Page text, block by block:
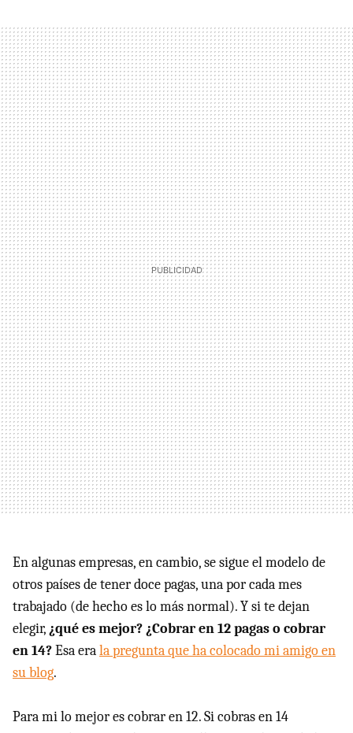
En algunas empresas, en cambio, se sigue el modelo de
otros países de tener doce pagas, una por cada mes
trabajado (de hecho es lo más normal). Y si te dejan
elegir, ¿qué es mejor? ¿Cobrar en 12 pagas o cobrar
en 14?Esa erala pregunta que ha colocado mi amigo en
su blog.
Para mi lo mejor es cobrar en 12. Si cobras en 14